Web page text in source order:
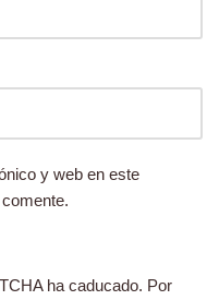
y web en este
ha caducado. Por